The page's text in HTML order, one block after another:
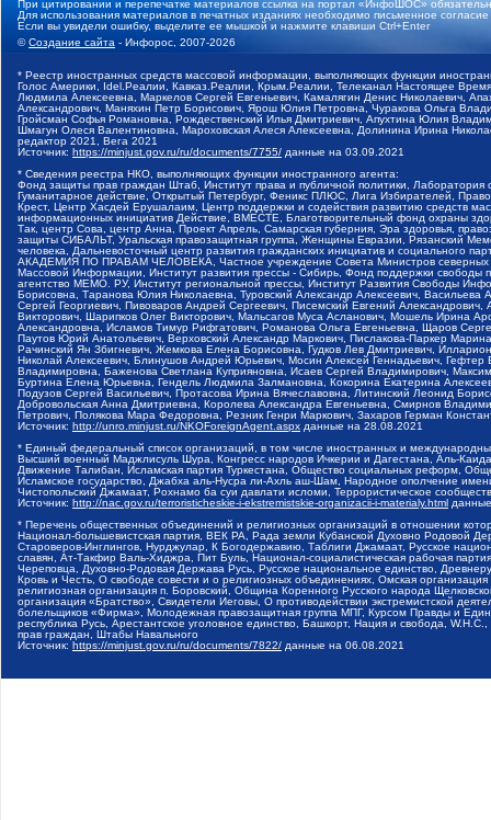
При цитировании и перепечатке материалов ссылка на портал «ИнфоШОС»
Для использования материалов в печатных изданиях необходимо письменное
Если вы увидели ошибку, выделите ее мышкой и нажмите клавиши Ctrl+Enter
©Создание сайта - Инфорос, 2007-2026
* Реестр иностранных средств массовой информации, выполняющих функции
Голос Америки, Idel.Реалии, Кавказ.Реалии, Крым.Реалии, Телеканал Настоящее
Людмила Алексеевна, Маркелов Сергей Евгеньевич, Камалягин Денис Николаевич,
Александрович, Маняхин Петр Борисович, Ярош Юлия Петровна, Чуракова Ольга
Гройсман Софья Романовна, Рождественский Илья Дмитриевич, Апухтина Юлия
Шмагун Олеся Валентиновна, Мароховская Алеся Алексеевна, Долинина Ирина
редактор 2021, Вега 2021
Источник: https://minjust.gov.ru/ru/documents/7755/ данные на 03.09.2021
* Сведения реестра НКО, выполняющих функции иностранного агента:
Фонд защиты прав граждан Штаб, Институт права и публичной политики,
Гуманитарное действие, Открытый Петербург, Феникс ПЛЮС, Лига Избирателей,
Крест, Центр Хасдей Ерушалаим, Центр поддержки и содействия развитию средств
информационных инициатив Действие, ВМЕСТЕ, Благотворительный фонд охраны
Так, центр Сова, центр Анна, Проект Апрель, Самарская губерния, Эра здоровья,
защиты СИБАЛЬТ, Уральская правозащитная группа, Женщины Евразии, Рязанский
человека, Дальневосточный центр развития гражданских инициатив и социального
АКАДЕМИЯ ПО ПРАВАМ ЧЕЛОВЕКА, Частное учреждение Совета Министров северных
Массовой Информации, Институт развития прессы - Сибирь, Фонд поддержки
агентство МЕМО. РУ, Институт региональной прессы, Институт Развития Свободы
Борисовна, Таранова Юлия Николаевна, Туровский Александр Алексеевич,
Сергей Георгиевич, Пивоваров Андрей Сергеевич, Писемский Евгений
Викторович, Шарипков Олег Викторович, Мальсагов Муса Асланович, Мошель Ирина
Александровна, Исламов Тимур Рифгатович, Романова Ольга Евгеньевна, Щаров
Паутов Юрий Анатольевич, Верховский Александр Маркович, Пислакова-Паркер
Рачинский Ян Збигневич, Жемкова Елена Борисовна, Гудков Лев Дмитриевич,
Николай Алексеевич, Блинушов Андрей Юрьевич, Мосин Алексей Геннадьевич,
Владимировна, Баженова Светлана Куприяновна, Исаев Сергей Владимирович,
Буртина Елена Юрьевна, Гендель Людмила Залмановна, Кокорина Екатерина
Подузов Сергей Васильевич, Протасова Ирина Вячеславовна, Литинский Леонид
Добровольская Анна Дмитриевна, Королева Александра Евгеньевна, Смирнов
Петрович, Полякова Мара Федоровна, Резник Генри Маркович, Захаров Герман
Источник: http://unro.minjust.ru/NKOForeignAgent.aspx данные на 28.08.2021
* Единый федеральный список организаций, в том числе иностранных и
Высший военный Маджлисуль Шура, Конгресс народов Ичкерии и Дагестана, Аль-
Движение Талибан, Исламская партия Туркестана, Общество социальных реформ,
Исламское государство, Джабха аль-Нусра ли-Ахль аш-Шам, Народное ополчение
Чистопольский Джамаат, Рохнамо ба суи давлати исломи, Террористическое
Источник: http://nac.gov.ru/terroristicheskie-i-ekstremistskie-organizacii-i-materialy.html
* Перечень общественных объединений и религиозных организаций в отношении
Национал-большевистская партия, ВЕК РА, Рада земли Кубанской Духовно Родовой
Староверов-Инглингов, Нурджулар, К Богодержавию, Таблиги Джамаат, Русское
славян, Ат-Такфир Валь-Хиджра, Пит Буль, Национал-социалистическая рабочая
Череповца, Духовно-Родовая Держава Русь, Русское национальное единство,
Кровь и Честь, О свободе совести и о религиозных объединениях, Омская
религиозная организация п. Боровский, Община Коренного Русского народа
организация «Братство», Свидетели Иеговы, О противодействии экстремистской
болельщиков «Фирма», Молодежная правозащитная группа МПГ, Курсом Правды и
республика Русь, Арестантское уголовное единство, Башкорт, Нация и свобода,
прав граждан, Штабы Навального
Источник: https://minjust.gov.ru/ru/documents/7822/ данные на 06.08.2021